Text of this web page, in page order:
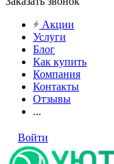
Акции
Услуги
Блог
Как купить
Компания
Контакты
Отзывы
...
Войти